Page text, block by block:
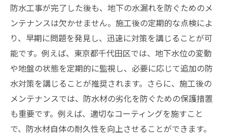
防水工事が完了した後も、地下の水漏れを防ぐためのメ
ンテナンスは欠かせません。施工後の定期的な点検によ
り、早期に問題を発見し、迅速に対策を講じることが可
能です。例えば、東京都千代田区では、地下水位の変動
や地盤の状態を定期的に監視し、必要に応じて追加の防
水対策を講じることが推奨されます。さらに、施工後の
メンテナンスでは、防水材の劣化を防ぐための保護措置
も重要です。例えば、適切なコーティングを施すこと
で、防水材自体の耐久性を向上させることができます。